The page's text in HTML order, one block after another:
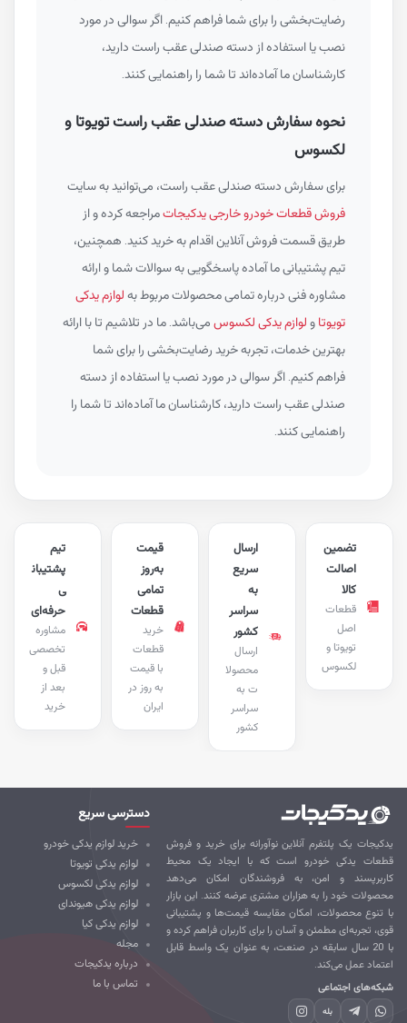
رضایت‌بخشی را برای شما فراهم کنیم. اگر سوالی در مورد
نصب یا استفاده از دسته صندلی عقب راست دارید،
کارشناسان ما آماده‌اند تا شما را راهنمایی کنند.
نحوه سفارش دسته صندلی عقب راست تویوتا و
لکسوس
برای سفارش دسته صندلی عقب راست، می‌توانید به سایت
فروش قطعات خودرو خارجی یدکیجاتمراجعه کرده و از
طریق قسمت فروش آنلاین اقدام به خرید کنید. همچنین،
تیم پشتیبانی ما آماده پاسخگویی به سوالات شما و ارائه
مشاوره فنی درباره تمامی محصولات مربوط بهلوازم یدکی
تویوتاولوازم یدکی لکسوسمی‌باشد. ما در تلاشیم تا با ارائه
بهترین خدمات، تجربه خرید رضایت‌بخشی را برای شما
فراهم کنیم. اگر سوالی در مورد نصب یا استفاده از دسته
صندلی عقب راست دارید، کارشناسان ما آماده‌اند تا شما را
راهنمایی کنند.
پشتیبان
حرفه‌ای
مشاوره
تخصصی
قبل و
بعد از
خرید
قیمت
به‌روز
تمامی
قطعات
خرید
قطعات
با قیمت
به روز در
ایران
ارسال
سریع
سراسر
کشور
ارسال
محصولا
ت به
سراسر
کشور
تضمین
اصالت
قطعات
تویوتا و
لکسوس
یک پلتفرم آنلاین نوآورانه برای خرید و فروش
یدکی خودرو است که با ایجاد یک محیط
و امن، به فروشندگان امکان می‌دهد
خود را به هزاران مشتری عرضه کنند. این بازار
تنوع محصولات، امکان مقایسه قیمت‌ها و پشتیبانی
تجربه‌ای مطمئن و آسان را برای کاربران فراهم کرده و
با 20 سال سابقه در صنعت، به عنوان یک واسط قابل
عمل می‌کند.
اجتماعی
بله
دسترسی سریع
خرید لوازم یدکی خودرو
لوازم یدکی تویوتا
لوازم یدکی لکسوس
لوازم یدکی هیوندای
لوازم یدکی کیا
مجله
درباره یدکیجات
تماس با ما